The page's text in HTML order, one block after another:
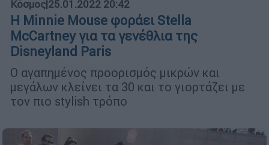
Κόσμος|25.01.2022 20:42
Η Minnie Mouse φοράει Stella
McCartney για τα γενέθλια της
Disneyland Paris
Ο αγαπημένος προορισμός μικρών και
μεγάλων κλείνει τα 30 και το γιορτάζει με
τον πιο stylish τρόπο